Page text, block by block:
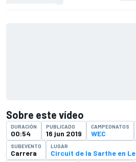
Sobre este vídeo
DURACIÓN
00:54
PUBLICADO
16 jun 2019
CAMPEONATOS
WEC
SUBEVENTO
Carrera
LUGAR
Circuit de la Sarthe en Le